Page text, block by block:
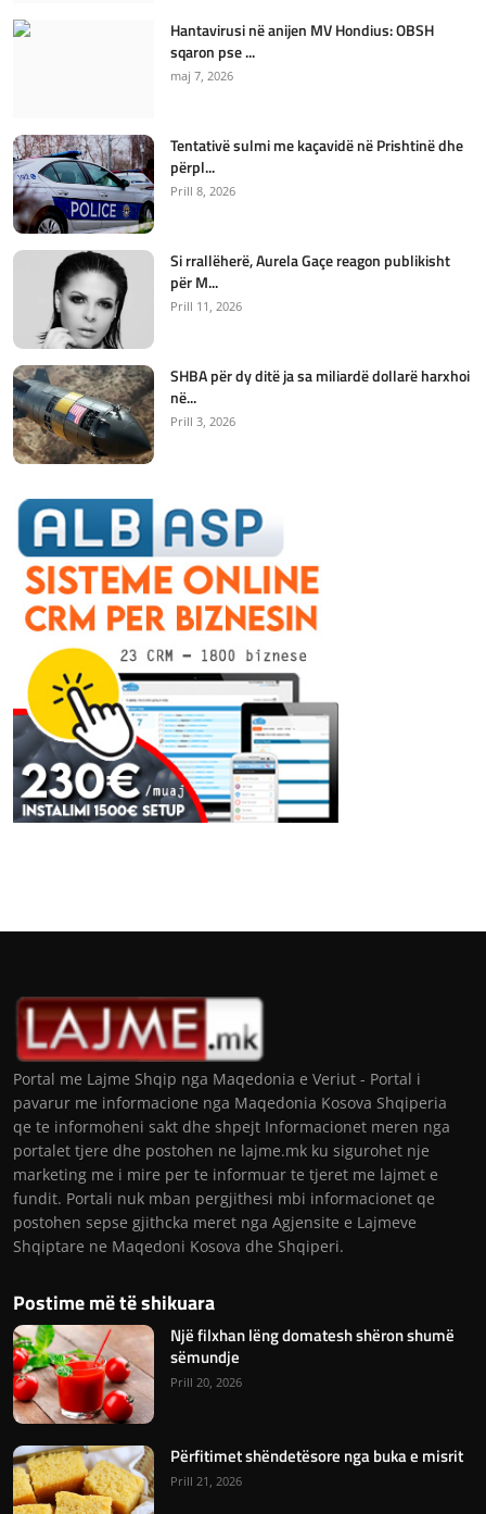
Hantavirusi në anijen MV Hondius: OBSH
sqaron pse ...
maj 7, 2026
Tentativë sulmi me kaçavidë në Prishtinë dhe
përpl...
Prill 8, 2026
Si rrallëherë, Aurela Gaçe reagon publikisht
për M...
Prill 11, 2026
SHBA për dy ditë ja sa miliardë dollarë harxhoi
në...
Prill 3, 2026
Portal me Lajme Shqip nga Maqedonia e Veriut - Portal i
pavarur me informacione nga Maqedonia Kosova Shqiperia
qe te informoheni sakt dhe shpejt Informacionet meren nga
portalet tjere dhe postohen ne lajme.mk ku sigurohet nje
marketing me i mire per te informuar te tjeret me lajmet e
fundit. Portali nuk mban pergjithesi mbi informacionet qe
postohen sepse gjithcka meret nga Agjensite e Lajmeve
Shqiptare ne Maqedoni Kosova dhe Shqiperi.
Postime më të shikuara
Një filxhan lëng domatesh shëron shumë
sëmundje
Prill 20, 2026
Përfitimet shëndetësore nga buka e misrit
Prill 21, 2026